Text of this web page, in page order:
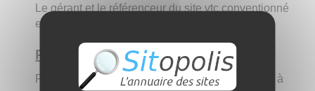
Le gérant et le référenceur du site vtc conventionné
et agrée.
Présentez le site aux internautes :
Réserver un VTC à la Réunion facilement grâce à